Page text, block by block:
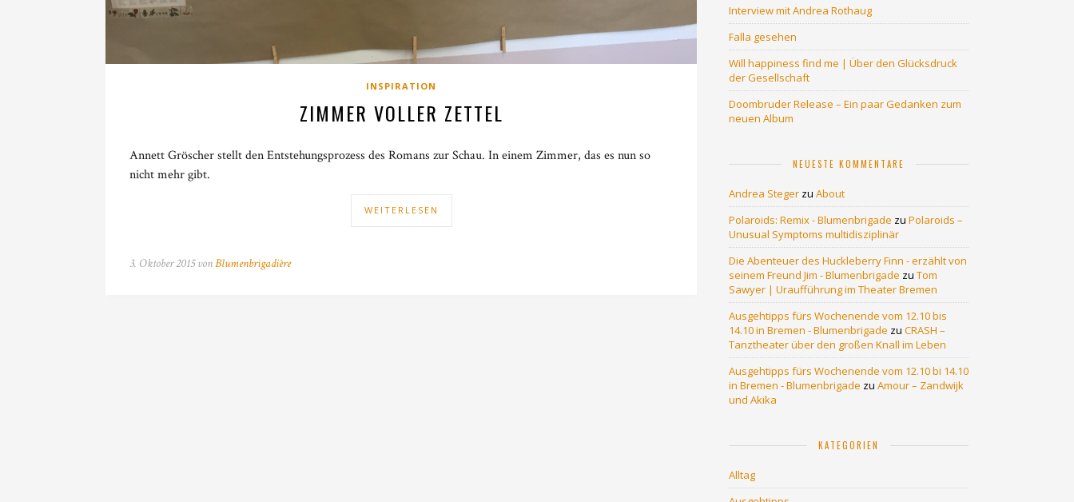
INSPIRATION
ZIMMER VOLLER ZETTEL
Annett Gröscher stellt den Entstehungsprozess des Romans zur Schau. In einem Zimmer, das es nun so
nicht mehr gibt.
WEITERLESEN
3. Oktober 2015 vonBlumenbrigadière
Interview mit Andrea Rothaug
Falla gesehen
Will happiness find me | Über den Glücksdruck
der Gesellschaft
Doombruder Release – Ein paar Gedanken zum
neuen Album
NEUESTE KOMMENTARE
Andrea Steger zu About
Polaroids: Remix - Blumenbrigade zu Polaroids –
Unusual Symptoms multidisziplinär
Die Abenteuer des Huckleberry Finn - erzählt von
seinem Freund Jim - Blumenbrigade zu Tom
Sawyer | Uraufführung im Theater Bremen
Ausgehtipps fürs Wochenende vom 12.10 bis
14.10 in Bremen - Blumenbrigade zu CRASH –
Tanztheater über den großen Knall im Leben
Ausgehtipps fürs Wochenende vom 12.10 bi 14.10
in Bremen - Blumenbrigade zu Amour – Zandwijk
und Akika
KATEGORIEN
Alltag